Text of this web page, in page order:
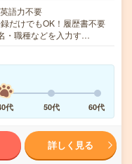
語力不要
だけでもOK！履歴書不要
・職種などを入力す…
代 50代 60代
詳しく見る